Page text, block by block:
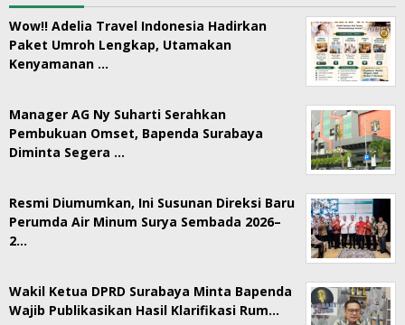
Wow!! Adelia Travel Indonesia Hadirkan
Paket Umroh Lengkap, Utamakan
Kenyamanan …
Manager AG Ny Suharti Serahkan
Pembukuan Omset, Bapenda Surabaya
Diminta Segera …
Resmi Diumumkan, Ini Susunan Direksi Baru
Perumda Air Minum Surya Sembada 2026–
2…
Wakil Ketua DPRD Surabaya Minta Bapenda
Wajib Publikasikan Hasil Klarifikasi Rum…